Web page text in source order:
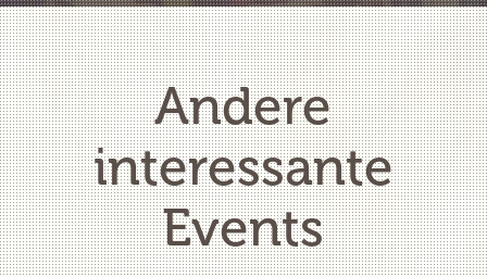
Andere
interessante
Events